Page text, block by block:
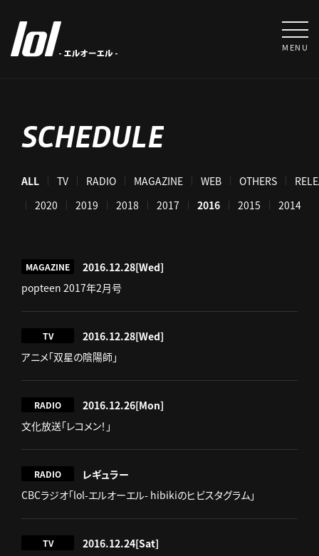
MENU
SCHEDULE
ALL TV RADIO MAGAZINE WEB OTHERS
2020 2019 2018 2017 2016 2015 2014
MAGAZINE 2016.12.28[Wed]
popteen 2017年2月号
TV 2016.12.28[Wed]
アニメ「双星の陰陽師」
RADIO 2016.12.26[Mon]
文化放送「レコメン！」
RADIO
レギュラー
CBCラジオ「lol-エルオーエル- hibikiのヒビスタグラム」
TV 2016.12.24[Sat]